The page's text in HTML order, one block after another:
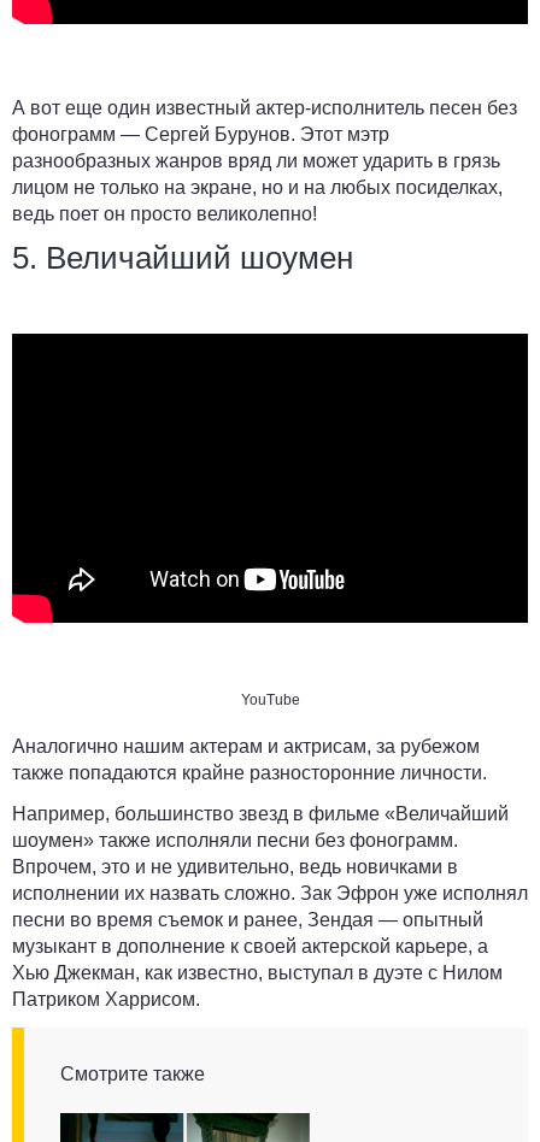
А вот еще один известный актер-исполнитель песен без
фонограмм — Сергей Бурунов. Этот мэтр
разнообразных жанров вряд ли может ударить в грязь
лицом не только на экране, но и на любых посиделках,
ведь поет он просто великолепно!
5. Величайший шоумен
YouTube
Аналогично нашим актерам и актрисам, за рубежом
также попадаются крайне разносторонние личности.
Например, большинство звезд в фильме «Величайший
шоумен» также исполняли песни без фонограмм.
Впрочем, это и не удивительно, ведь новичками в
исполнении их назвать сложно. Зак Эфрон уже исполнял
песни во время съемок и ранее, Зендая — опытный
музыкант в дополнение к своей актерской карьере, а
Хью Джекман, как известно, выступал в дуэте с Нилом
Патриком Харрисом.
Смотрите также